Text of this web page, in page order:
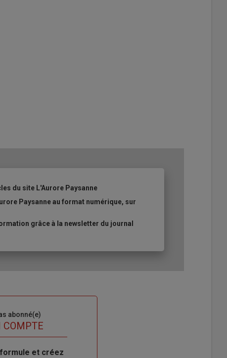
du site L'Aurore Paysanne
Paysanne au format numérique, sur
grâce à la newsletter du journal
abonné(e)
COMPTE
et créez